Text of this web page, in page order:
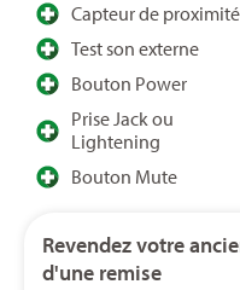
Capteur de proximité
Test son externe
Bouton Power
Prise Jack ou
Lightening
Bouton Mute
Revendez votre
d'une remise